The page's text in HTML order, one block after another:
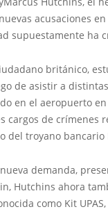
acusaciones
supuestamente ha
británico,
de asistir a
en el aeropuerto
cargos de crímenes
del troyano bancario
demanda,
Hutchins ahora
como Kit